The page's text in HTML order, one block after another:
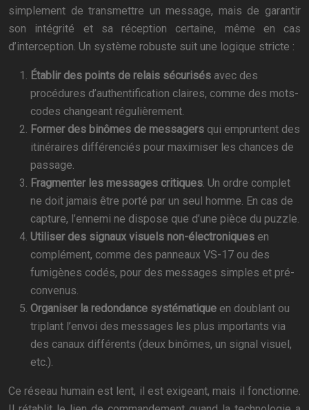
simplement de transmettre un message, mais de garantir
son intégrité et sa réception certaine, même en cas
d’interception. Un système robuste suit une logique stricte :
Établir des points de relais sécurisés avec des
procédures d’authentification claires, comme des mots-
codes changeant régulièrement.
Former des binômes de messagers qui empruntent des
itinéraires différenciés pour maximiser les chances de
passage.
Fragmenter les messages critiques . Un ordre complet
ne doit jamais être porté par un seul homme. En cas de
capture, l’ennemi ne dispose que d’une pièce du puzzle.
Utiliser des signaux visuels non-électroniques en
complément, comme des panneaux VS-17 ou des
fumigènes codés, pour des messages simples et pré-
convenus.
Organiser la redondance systématique en doublant ou
triplant l’envoi des messages les plus importants via
des canaux différents (deux binômes, un signal visuel,
etc.).
Ce réseau humain est lent, il est exigeant, mais il fonctionne.